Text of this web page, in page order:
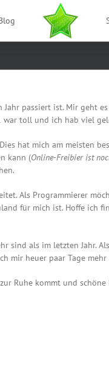
Jahr passiert ist. Mir
war toll und ich hab viel
hat mich am meisten
kann (Online-Freibier ist
Als Programmierer
für mich ist. Hoffe ich
sind als im letzten Jahr.
mir heuer paar Tage
Ruhe kommt und